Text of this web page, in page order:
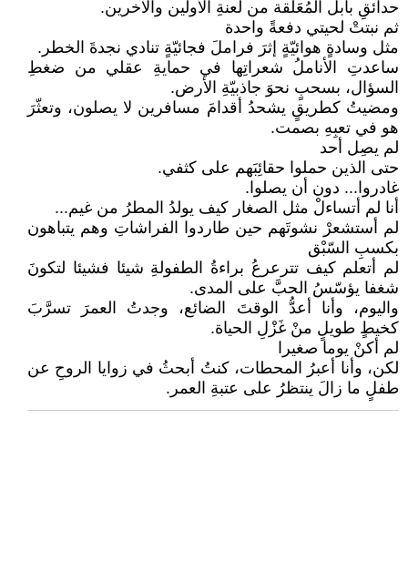
حدائقِ بابل المُعَلّقة من لعنةِ الأولين والآخرين.
ثم نبتتْ لحيتي دفعةً واحدة
مثل وسادةٍ هوائيّةٍ إثرَ فراملَ فجائيّةٍ تنادي نجدةَ الخطر.
ساعدتِ الأناملُ شعراتِها في حمايةِ عقلي من ضغطِ
السؤال، بسحبٍ نحوَ جاذبيّةِ الأرض.
ومضيتُ كطريقٍ يشحدُ أقدامَ مسافرين لا يصلون، وتعثّرَ
هو في تعبِهِ بصمت.
لم يصِل أحد
حتى الذين حملوا حقائِبَهم على كثفي.
غادروا... دون أن يصلوا.
أنا لم أتساءلْ مثل الصغار كيف يولدُ المطرُ من غيم...
لم أستشعرْ نشوتَهم حين طاردوا الفراشاتِ وهم يتباهون
بكسبِ السّبْق
لم أتعلم كيف تترعرعُ براءةُ الطفولةِ شيئا فشيئا لتكونَ
شغفا يؤسّسُ الحبَّ على المدى.
واليوم، وأنا أعدُّ الوقتَ الضائع، وجدتُ العمرَ تسرَّبَ
كخيطٍ طويلٍ منْ غَزْلِ الحياة.
لم أكنْ يوما صغيرا
لكن، وأنا أعبرُ المحطات، كنتُ أبحثُ في زوايا الروحِ عن
طفلٍ ما زالَ ينتظرُ على عتبةِ العمر.